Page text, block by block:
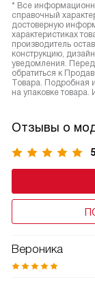
* Все
справочный
достоверную
характеристиках
производитель
конструкцию,
уведомления.
обратиться к
Товара. Подробная
на упаковке
Отзывы о
5
Вероника